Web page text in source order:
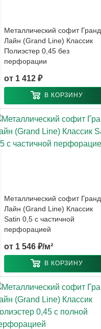
Металлический софит Гранд
Лайн (Grand Line) Классик
Полиэстер 0,45 без
перфорации
от 1 412 ₽
В КОРЗИНУ
Металлический софит Гранд
Лайн (Grand Line) Классик
Satin 0,5 с частичной
перфорацией
от 1 546 ₽/м²
В КОРЗИНУ